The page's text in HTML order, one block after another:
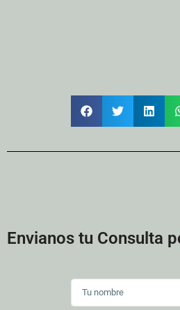
Envianos tu Consulta